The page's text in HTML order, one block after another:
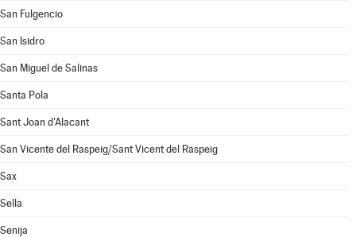
San Fulgencio
San Isidro
San Miguel de Salinas
Santa Pola
Sant Joan d'Alacant
San Vicente del Raspeig/Sant Vicent del Raspeig
Sax
Sella
Senija